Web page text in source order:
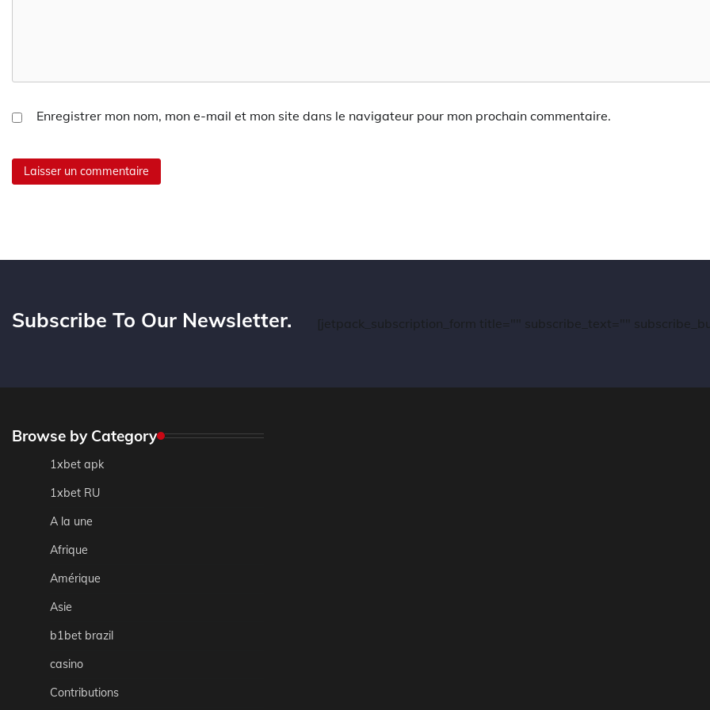
Enregistrer mon nom, mon e-mail et mon site dans le navigateur pour mon prochain commentaire.
Subscribe To Our Newsletter. [jetpack_subscription_form title="" subscribe_text=""
Browse by Category
1xbet apk
1xbet RU
A la une
Afrique
Amérique
Asie
b1bet brazil
casino
Contributions